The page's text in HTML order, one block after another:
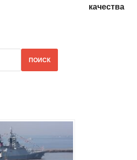
качества
ПОИСК